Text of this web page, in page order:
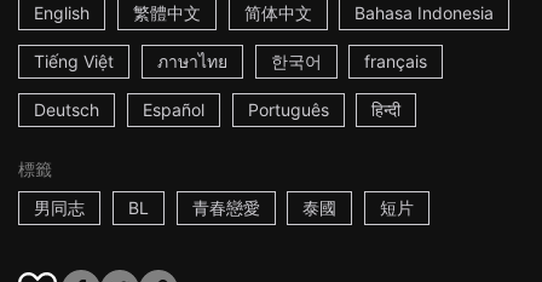
English
繁體中文 简体中文 Bahasa Indonesia
Tiếng Việt ภาษาไทย 한국어 français
Deutsch Español Português हिन्दी
標籤
男同志
BL 青春戀愛 泰國 短片